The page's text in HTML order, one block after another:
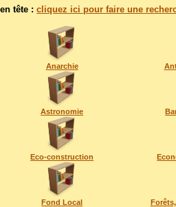
tête :cliquez ici pour faire une
Anarchie
Astronomie
Eco-construction
Fond Local